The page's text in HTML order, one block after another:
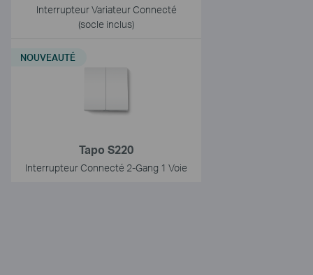
Interrupteur Variateur Connecté
(socle inclus)
Tapo S220
Interrupteur Connecté 2-Gang 1 Voie
NOUVEAUTÉ